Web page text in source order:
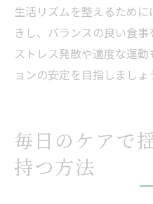
生活リズムを整えるため
きし、バランスの良い食事
ストレス発散や適度な運
ョンの安定を目指しましょ
毎日のケアで
持つ方法